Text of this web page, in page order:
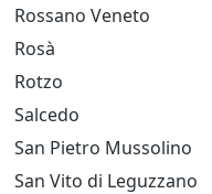
Rossano Veneto
Rosà
Rotzo
Salcedo
San Pietro Mussolino
San Vito di Leguzzano